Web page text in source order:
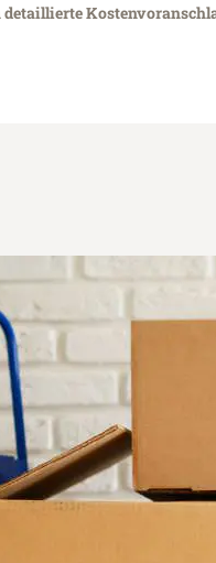
detaillierte